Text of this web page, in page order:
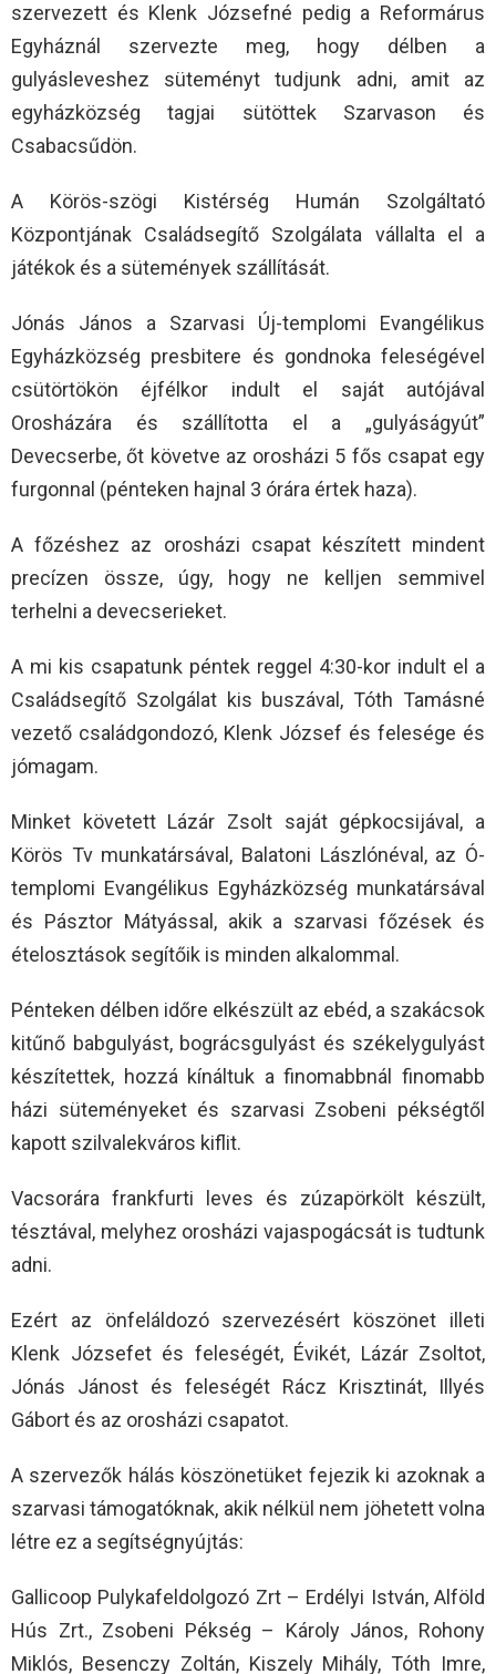
szervezett és Klenk Józsefné pedig a Reformárus
Egyháznál szervezte meg, hogy délben a
gulyásleveshez süteményt tudjunk adni, amit az
egyházközség tagjai sütöttek Szarvason és
Csabacsűdön.
A Körös-szögi Kistérség Humán Szolgáltató
Központjának Családsegítő Szolgálata vállalta el a
játékok és a sütemények szállítását.
Jónás János a Szarvasi Új-templomi Evangélikus
Egyházközség presbitere és gondnoka feleségével
csütörtökön éjfélkor indult el saját autójával
Orosházára és szállította el a „gulyáságyút”
Devecserbe, őt követve az orosházi 5 fős csapat egy
furgonnal (pénteken hajnal 3 órára értek haza).
A főzéshez az orosházi csapat készített mindent
precízen össze, úgy, hogy ne kelljen semmivel
terhelni a devecserieket.
A mi kis csapatunk péntek reggel 4:30-kor indult el a
Családsegítő Szolgálat kis buszával, Tóth Tamásné
vezető családgondozó, Klenk József és felesége és
jómagam.
Minket követett Lázár Zsolt saját gépkocsijával, a
Körös Tv munkatársával, Balatoni Lászlónéval, az Ó-
templomi Evangélikus Egyházközség munkatársával
és Pásztor Mátyással, akik a szarvasi főzések és
ételosztások segítőik is minden alkalommal.
Pénteken délben időre elkészült az ebéd, a szakácsok
kitűnő babgulyást, bográcsgulyást és székelygulyást
készítettek, hozzá kínáltuk a finomabbnál finomabb
házi süteményeket és szarvasi Zsobeni pékségtől
kapott szilvalekváros kiflit.
Vacsorára frankfurti leves és zúzapörkölt készült,
tésztával, melyhez orosházi vajaspogácsát is tudtunk
adni.
Ezért az önfeláldozó szervezésért köszönet illeti
Klenk Józsefet és feleségét, Évikét, Lázár Zsoltot,
Jónás Jánost és feleségét Rácz Krisztinát, Illyés
Gábort és az orosházi csapatot.
A szervezők hálás köszönetüket fejezik ki azoknak a
szarvasi támogatóknak, akik nélkül nem jöhetett volna
létre ez a segítségnyújtás:
Gallicoop Pulykafeldolgozó Zrt – Erdélyi István, Alföld
Hús Zrt., Zsobeni Pékség – Károly János, Rohony
Miklós, Besenczy Zoltán, Kiszely Mihály, Tóth Imre,